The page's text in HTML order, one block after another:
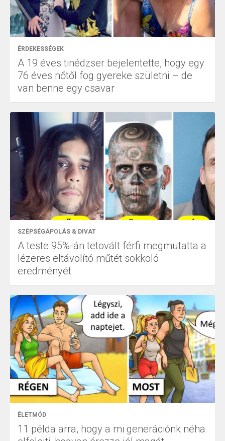
ÉRDEKESSÉGEK
A 19 éves tinédzser bejelentette, hogy egy
76 éves nőtől fog gyereke születni – de
van benne egy csavar
SZÉPSÉGÁPOLÁS & DIVAT
A teste 95%-án tetovált férfi megmutatta a
lézeres eltávolító műtét sokkoló
eredményét
ÉLETMÓD
11 példa arra, hogy a mi generációnk néha